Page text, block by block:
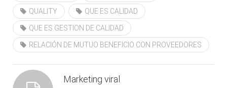
QUALITY QUE ES CALIDAD
QUE ES GESTION DE CALIDAD
RELACIÓN DE MUTUO BENEFICIO CON PROVEEDORES
Marketing viral